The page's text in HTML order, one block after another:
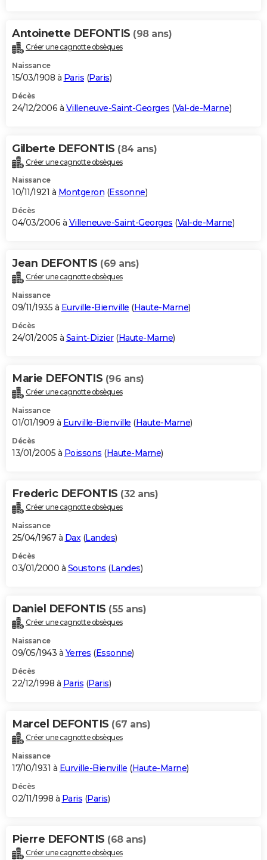
Antoinette DEFONTIS (98 ans)
Créer une cagnotte obsèques
Naissance
15/03/1908 à Paris (Paris)
Décès
24/12/2006 à Villeneuve-Saint-Georges (Val-de-Marne)
Gilberte DEFONTIS (84 ans)
Créer une cagnotte obsèques
Naissance
10/11/1921 à Montgeron (Essonne)
Décès
04/03/2006 à Villeneuve-Saint-Georges (Val-de-Marne)
Jean DEFONTIS (69 ans)
Créer une cagnotte obsèques
Naissance
09/11/1935 à Eurville-Bienville (Haute-Marne)
Décès
24/01/2005 à Saint-Dizier(Haute-Marne)
Marie DEFONTIS (96 ans)
Créer une cagnotte obsèques
Naissance
01/01/1909 à Eurville-Bienville (Haute-Marne)
Décès
13/01/2005 à Poissons (Haute-Marne)
Frederic DEFONTIS (32 ans)
Créer une cagnotte obsèques
Naissance
25/04/1967 à Dax(Landes)
Décès
03/01/2000 à Soustons (Landes)
Daniel DEFONTIS (55 ans)
Créer une cagnotte obsèques
Naissance
09/05/1943 à Yerres (Essonne)
Décès
22/12/1998 à Paris (Paris)
Marcel DEFONTIS (67 ans)
Créer une cagnotte obsèques
Naissance
17/10/1931 à Eurville-Bienville (Haute-Marne)
Décès
02/11/1998 à Paris (Paris)
Pierre DEFONTIS (68 ans)
Créer une cagnotte obsèques